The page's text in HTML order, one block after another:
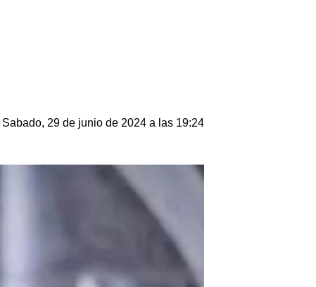
Sabado, 29 de junio de 2024 a las 19:24